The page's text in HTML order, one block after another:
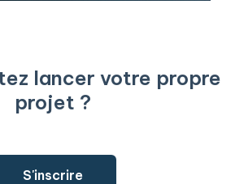
lancer votre propre
projet ?
S'inscrire